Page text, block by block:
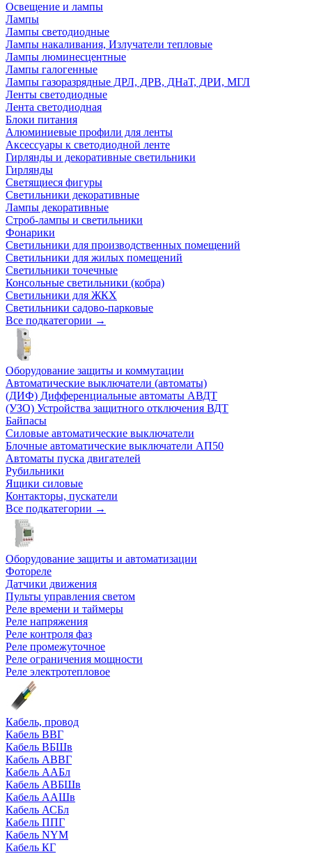
Освещение и лампы
Лампы
Лампы светодиодные
Лампы накаливания, Излучатели тепловые
Лампы люминесцентные
Лампы галогенные
Лампы газоразрядные ДРЛ, ДРВ, ДНаТ, ДРИ, МГЛ
Ленты светодиодные
Лента светодиодная
Блоки питания
Алюминиевые профили для ленты
Аксессуары к светодиодной ленте
Гирлянды и декоративные светильники
Гирлянды
Светящиеся фигуры
Светильники декоративные
Лампы декоративные
Строб-лампы и светильники
Фонарики
Светильники для производственных помещений
Светильники для жилых помещений
Светильники точечные
Консольные светильники (кобра)
Светильники для ЖКХ
Светильники садово-парковые
Все подкатегории →
Оборудование защиты и коммутации
Автоматические выключатели (автоматы)
(ДИФ) Дифференциальные автоматы АВДТ
(УЗО) Устройства защитного отключения ВДТ
Байпасы
Силовые автоматические выключатели
Блочные автоматические выключатели АП50
Автоматы пуска двигателей
Рубильники
Ящики силовые
Контакторы, пускатели
Все подкатегории →
Оборудование защиты и автоматизации
Фотореле
Датчики движения
Пульты управления светом
Реле времени и таймеры
Реле напряжения
Реле контроля фаз
Реле промежуточное
Реле ограничения мощности
Реле электротепловое
Кабель, провод
Кабель ВВГ
Кабель ВБШв
Кабель АВВГ
Кабель ААБл
Кабель АВБШв
Кабель ААШв
Кабель АСБл
Кабель ППГ
Кабель NYM
Кабель КГ